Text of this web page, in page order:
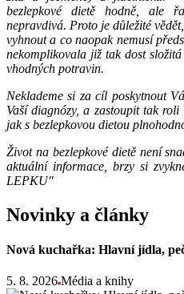
bezlepkové dietě hodně, ale
nepravdivá. Proto je důležité
vyhnout a co naopak nemusí
nekomplikovala již tak dost
vhodných potravin.
Neklademe si za cíl poskytnout
Vaší diagnózy, a zastoupit tak
jak s bezlepkovou dietou
Život na bezlepkové dietě není
aktuální informace, brzy si
LEPKU"
Novinky a články
Nová kuchařka: Hlavní jídla,
5. 8. 2026 Média a knihy